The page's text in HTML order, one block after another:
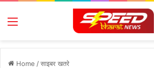
Menu
Home /साइबर खतरे